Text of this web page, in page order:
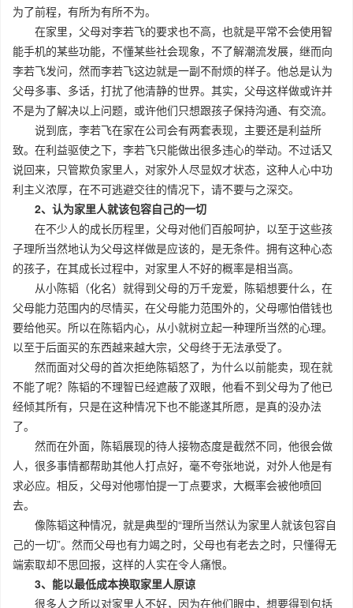
为了前程，有所为有所不为。
在家里，父母对李若飞的要求也不高，也就是平常不会使用智
能手机的某些功能，不懂某些社会现象，不了解潮流发展，继而向
李若飞发问，然而李若飞这边就是一副不耐烦的样子。他总是认为
父母多事、多话，打扰了他清静的世界。其实，父母这样做或许并
不是为了解决以上问题，或许他们只想跟孩子保持沟通、有交流。
说到底，李若飞在家在公司会有两套表现，主要还是利益所
致。在利益驱使之下，李若飞只能做出很多违心的举动。不过话又
说回来，只管欺负家里人，对家外人尽显奴才状态，这种人心中功
利主义浓厚，在不可逃避交往的情况下，请不要与之深交。
2、认为家里人就该包容自己的一切
在不少人的成长历程里，父母对他们百般呵护，以至于这些孩
子理所当然地认为父母这样做是应该的，是无条件。拥有这种心态
的孩子，在其成长过程中，对家里人不好的概率是相当高。
从小陈韬（化名）就得到父母的万千宠爱，陈韬想要什么，在
父母能力范围内的尽情买，在父母能力范围外的，父母哪怕借钱也
要给他买。所以在陈韬内心，从小就树立起一种理所当然的心理。
以至于后面买的东西越来越大宗，父母终于无法承受了。
然而面对父母的首次拒绝陈韬怒了，为什么以前能卖，现在就
不能了呢？陈韬的不理智已经遮蔽了双眼，他看不到父母为了他已
经倾其所有，只是在这种情况下也不能遂其所愿，是真的没办法
了。
然而在外面，陈韬展现的待人接物态度是截然不同，他很会做
人，很多事情都帮助其他人打点好，毫不夸张地说，对外人他是有
求必应。相反，父母对他哪怕提一丁点要求，大概率会被他喷回
去。
像陈韬这种情况，就是典型的“理所当然认为家里人就该包容自
己的一切”。然而父母也有力竭之时，父母也有老去之时，只懂得无
端索取却不思回报，这样的人实在令人痛恨。
3、能以最低成本换取家里人原谅
很多人之所以对家里人不好，因为在他们眼中，想要得到包括